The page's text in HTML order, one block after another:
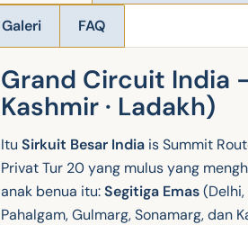
Galeri FAQ
Grand Circuit India
Kashmir · Ladakh)
Itu Sirkuit Besar India is Summit
Privat Tur 20 yang mulus yang
anak benua itu:Segitiga Emas
Pahalgam, Gulmarg, Sonamarg, dan